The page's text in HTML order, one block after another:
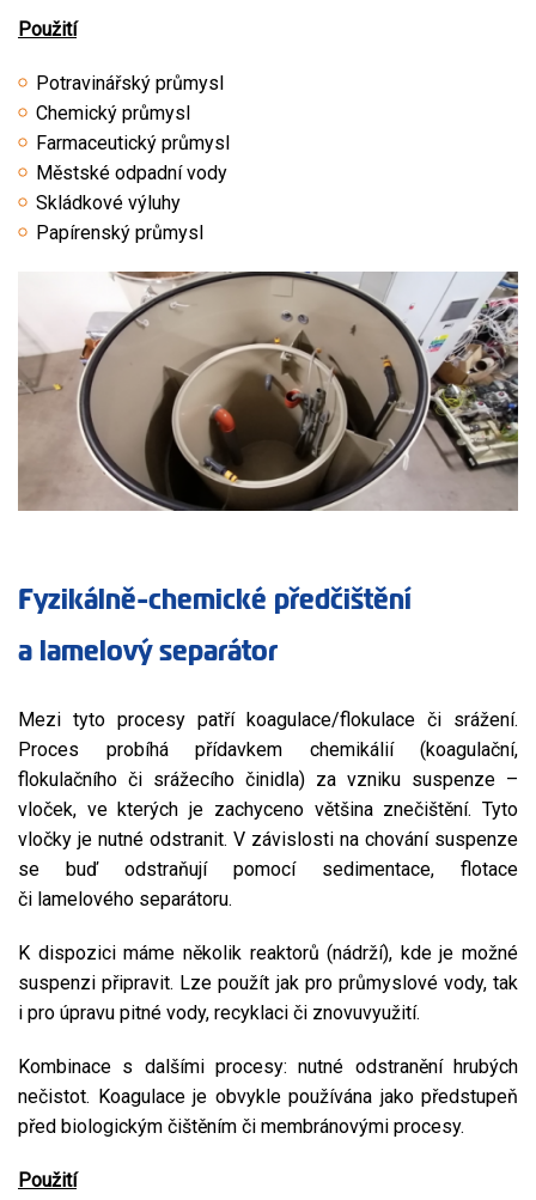
Použití
Potravinářský průmysl
Chemický průmysl
Farmaceutický průmysl
Městské odpadní vody
Skládkové výluhy
Papírenský průmysl
Fyzikálně-chemické předčištění
a lamelový separátor
Mezi tyto procesy patří koagulace/flokulace či srážení.
Proces probíhá přídavkem chemikálií (koagulační,
flokulačního či srážecího činidla) za vzniku suspenze –
vloček, ve kterých je zachyceno většina znečištění. Tyto
vločky je nutné odstranit. V závislosti na chování suspenze
se buď odstraňují pomocí sedimentace, flotace
či lamelového separátoru.
K dispozici máme několik reaktorů (nádrží), kde je možné
suspenzi připravit. Lze použít jak pro průmyslové vody, tak
i pro úpravu pitné vody, recyklaci či znovuvyužití.
Kombinace s dalšími procesy: nutné odstranění hrubých
nečistot. Koagulace je obvykle používána jako předstupeň
před biologickým čištěním či membránovými procesy.
Použití